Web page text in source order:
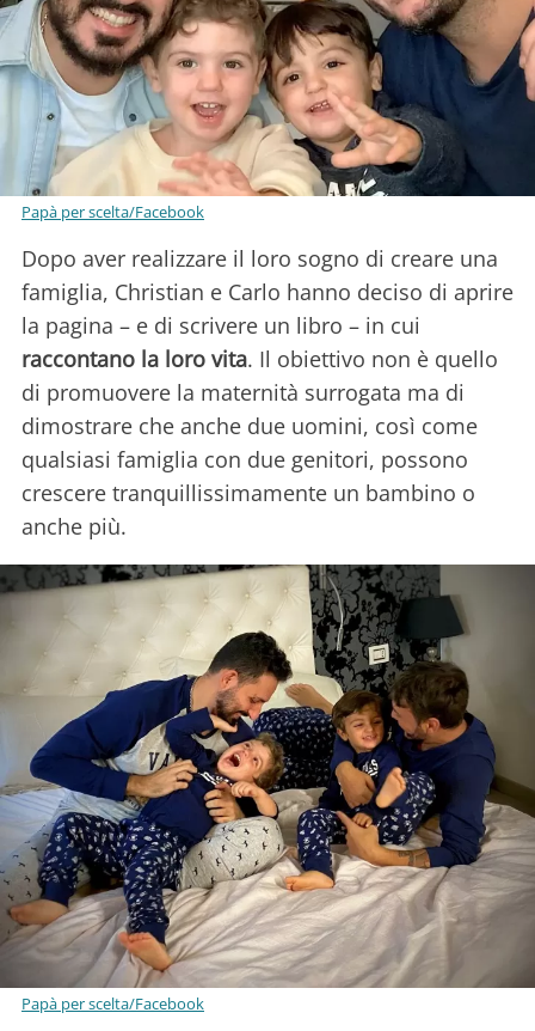
Papà per scelta/Facebook
Dopo aver realizzare il loro sogno di creare una
famiglia, Christian e Carlo hanno deciso di aprire
la pagina – e di scrivere un libro – in cui
raccontano la loro vita. Il obiettivo non è quello
di promuovere la maternità surrogata ma di
dimostrare che anche due uomini, così come
qualsiasi famiglia con due genitori, possono
crescere tranquillissimamente un bambino o
anche più.
Papà per scelta/Facebook